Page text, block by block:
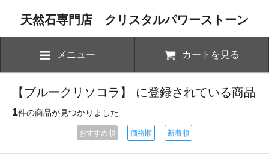
天然石専門店 クリスタルパワーストーン
メニュー カートを見る
【ブルークリソコラ】 に登録されている商品
1件の商品が見つかりました
おすすめ順 価格順 新着順